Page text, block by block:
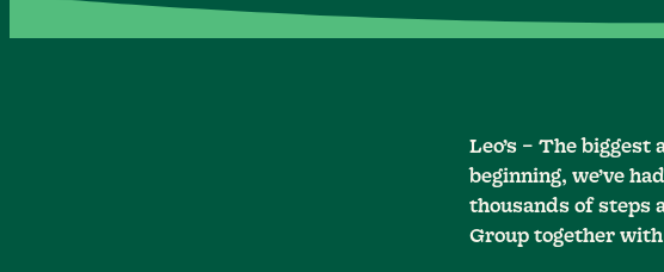
Leo’s – The
beginning, we’ve
thousands of steps
Group together